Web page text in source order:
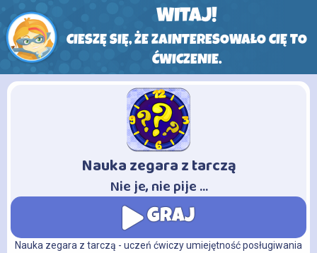
WITAJ!
CIESZĘ SIĘ, ŻE ZAINTERESOWAŁO CIĘ TO
ĆWICZENIE.
Nauka zegara z tarczą
- Nie je, nie pije ...
GRAJ
Nauka zegara z tarczą - uczeń ćwiczy umiejętność posługiwania